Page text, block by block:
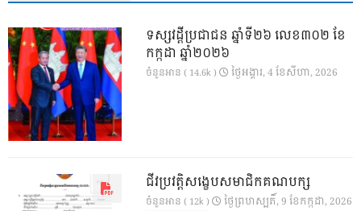
ទស្សវដ្តីប្រជាជន ឆ្នាំទី២៦ លេខ៣០២ ខែ
កក្កដា ឆ្នាំ២០២៦
ចំនួនអាន ( 14.6k ) ថ្ងៃ​អង្គារ, 4 ខែ​សីហា, 2026
ជីវប្រវត្តិសង្ខេបសមាជិកគណបក្ស
ចំនួនអាន ( 12k ) ថ្ងៃ​ព្រហស្បតិ៍, 9 ខែ​កក្កដា, 2026